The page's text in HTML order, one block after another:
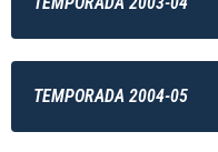
TEMPORADA 2004-05